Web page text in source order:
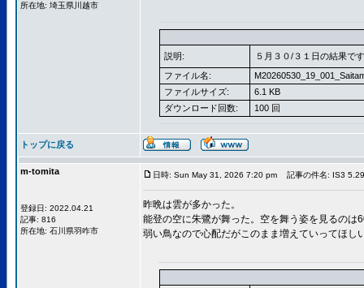
所在地: 埼玉県川越市
説明:
５月３０/３１日の結果で
ファイル名:
ファイルサイズ:
6.1 KB
ダウンロード回数:
100 回
トップに戻る
m-tomita
登録日: 2022.04.21
記事: 816
所在地: 石川県羽咋市
日時: Sun May 31, 2026 7:20 pm 記事の件名: IS3
昨晩は雲が多かった。
能登の空に朱鷺が舞った。空を舞う姿を見るのは
弱い鳥なので心配だがこのまま増えていってほし